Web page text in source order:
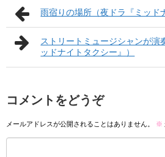
雨宿りの場所（夜ドラ『ミッド
ストリートミュージシャンが演
ッドナイトタクシー』）
コメントをどうぞ
メールアドレスが公開されることはありません。 ※